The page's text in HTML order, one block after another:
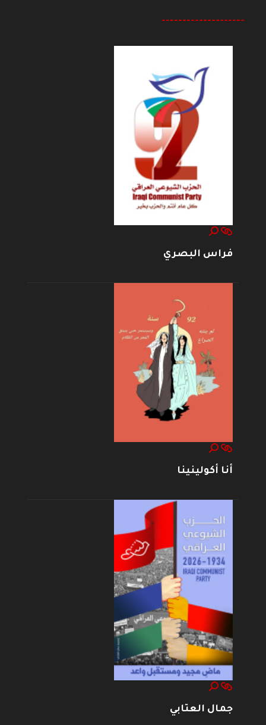
--------------------
فراس البصري
أنا أكولينينا
جمال العتابي